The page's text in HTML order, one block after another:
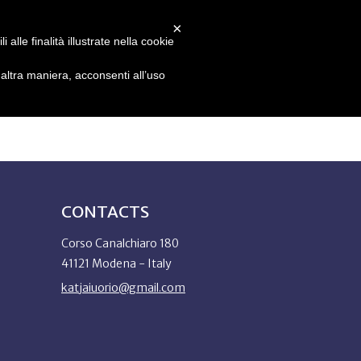
CONTACTS
Corso Canalchiaro 180
41121 Modena - Italy
katjaiuorio@gmail.com
×
alle finalità illustrate nella cookie
maniera, acconsenti all’uso